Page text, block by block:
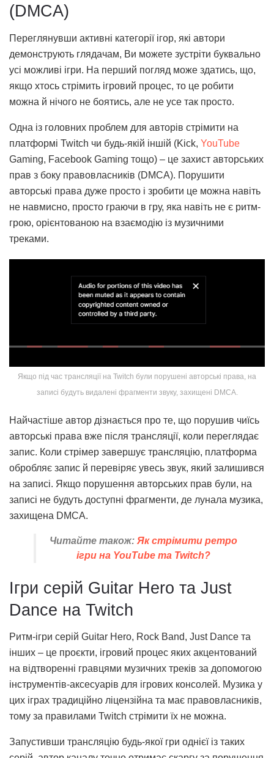
(DMCA)
Переглянувши активні категорії ігор, які автори
демонструють глядачам, Ви можете зустріти буквально
усі можливі ігри. На перший погляд може здатись, що,
якщо хтось стрімить ігровий процес, то це робити
можна й нічого не боятись, але не усе так просто.
Одна із головних проблем для авторів стрімити на
платформі Twitch чи будь-якій іншій (Kick, YouTube
Gaming, Facebook Gaming тощо) – це захист авторських
прав з боку правовласників (DMCA). Порушити
авторські права дуже просто і зробити це можна навіть
не навмисно, просто граючи в гру, яка навіть не є ритм-
грою, орієнтованою на взаємодію із музичними
треками.
Якщо під час трансляції на Twitch були порушені авторські права, на
записі будуть видалені фрагменти звуку, захищені DMCA.
Найчастіше автор дізнається про те, що порушив чиїсь
авторські права вже після трансляції, коли переглядає
запис. Коли стрімер завершує трансляцію, платформа
обробляє запис й перевіряє увесь звук, який залишився
на записі. Якщо порушення авторських прав були, на
записі не будуть доступні фрагменти, де лунала музика,
захищена DMCA.
Читайте також: Як стрімити ретро
ігри на YouTube та Twitch?
Ігри серій Guitar Hero та Just
Dance на Twitch
Ритм-ігри серій Guitar Hero, Rock Band, Just Dance та
інших – це проєкти, ігровий процес яких акцентований
на відтворенні гравцями музичних треків за допомогою
інструментів-аксесуарів для ігрових консолей. Музика у
цих іграх традиційно ліцензійна та має правовласників,
тому за правилами Twitch стрімити їх не можна.
Запустивши трансляцію будь-якої гри однієї із таких